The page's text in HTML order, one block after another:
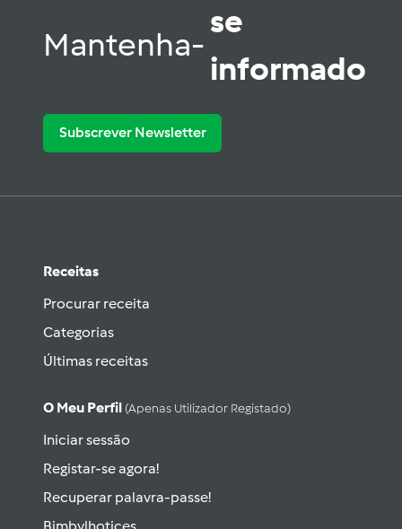
Mantenha-
se
informado
Subscrever Newsletter
Receitas
Procurar receita
Categorias
Últimas receitas
O Meu Perfil (apenas Utilizador Registado)
Iniciar sessão
Registar-se agora!
Recuperar palavra-passe!